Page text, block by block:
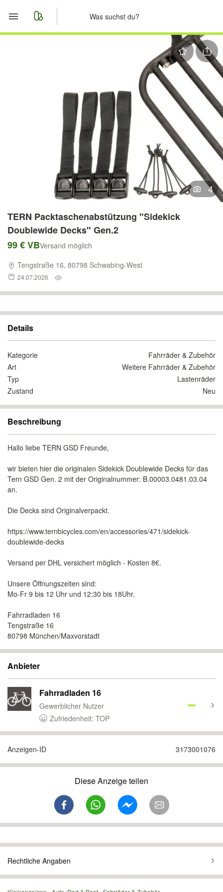
Nachrichten
Anzeige aufgeben
4
TERN Packtaschenabstützung "Sidekick
Doublewide Decks" Gen.2
99 € VBVersand möglich
Tengstraße 16, 80798 Schwabing-West
24.07.2026
Details
Kategorie
Fahrräder & Zubehör
Art
Weitere Fahrräder & Zubehör
Typ
Lastenräder
Zustand
Neu
Beschreibung
Hallo liebe TERN GSD Freunde,
wir bieten hier die originalen Sidekick Doublewide Decks für das
Tern GSD Gen. 2 mit der Originalnummer: B.00003.0481.03.04
an.
Die Decks sind Originalverpackt.
https://www.ternbicycles.com/en/accessories/471/sidekick-
doublewide-decks
Versand per DHL versichert möglich - Kosten 8€.
Unsere Öffnungszeiten sind:
Mo-Fr 9 bis 12 Uhr und 12:30 bis 18Uhr.
Fahrradladen 16
Tengstraße 16
80798 München/Maxvorstadt
Anbieter
Fahrradladen 16
Gewerblicher Nutzer
Zufriedenheit: TOP
Anzeigen-ID 3173001076
Diese Anzeige teilen
Rechtliche Angaben